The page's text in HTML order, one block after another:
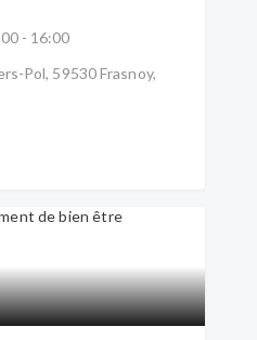
Réservation avant le
- 16:00
Pol, 59530 Frasnoy,